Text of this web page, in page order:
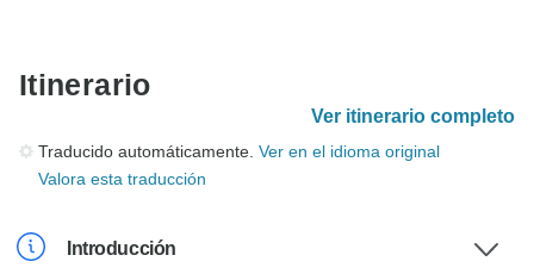
Itinerario
Ver itinerario completo
Traducido automáticamente. Ver en el idioma original
Valora esta traducción
Introducción